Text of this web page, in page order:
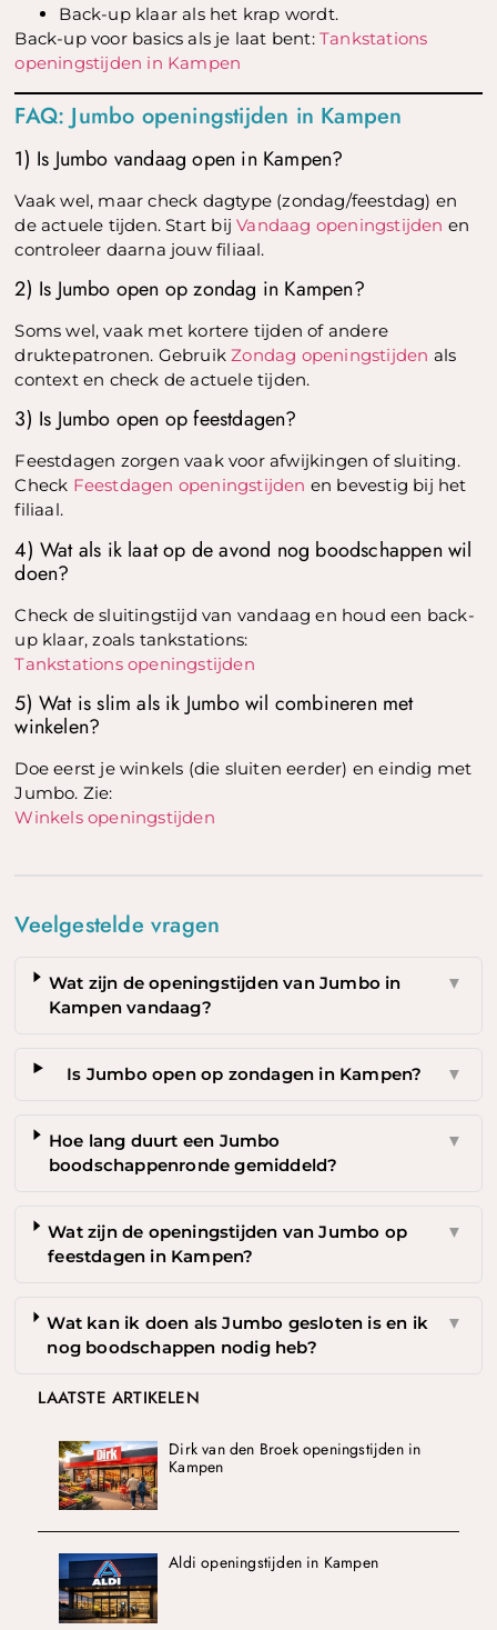
Back-up klaar als het krap wordt.
Back-up voor basics als je laat bent:Tankstations
openingstijden in Kampen
FAQ: Jumbo openingstijden in Kampen
1) Is Jumbo vandaag open in Kampen?
Vaak wel, maar check dagtype (zondag/feestdag) en
de actuele tijden. Start bijVandaag openingstijden en
controleer daarna jouw filiaal.
2) Is Jumbo open op zondag in Kampen?
Soms wel, vaak met kortere tijden of andere
druktepatronen. GebruikZondag openingstijden als
context en check de actuele tijden.
3) Is Jumbo open op feestdagen?
Feestdagen zorgen vaak voor afwijkingen of sluiting.
Check Feestdagen openingstijden en bevestig bij het
filiaal.
4) Wat als ik laat op de avond nog boodschappen wil
doen?
Check de sluitingstijd van vandaag en houd een back-
up klaar, zoals tankstations:
Tankstations openingstijden
5) Wat is slim als ik Jumbo wil combineren met
winkelen?
Doe eerst je winkels (die sluiten eerder) en eindig met
Jumbo. Zie:
Winkels openingstijden
Veelgestelde vragen
Wat zijn de openingstijden van Jumbo in
Kampen vandaag?
▼
Is Jumbo open op zondagen in Kampen? ▼
Hoe lang duurt een Jumbo
boodschappenronde gemiddeld?
▼
Wat zijn de openingstijden van Jumbo op
feestdagen in Kampen?
▼
Wat kan ik doen als Jumbo gesloten is en ik
nog boodschappen nodig heb?
▼
LAATSTE ARTIKELEN
Dirk van den Broek openingstijden in
Kampen
Aldi openingstijden in Kampen